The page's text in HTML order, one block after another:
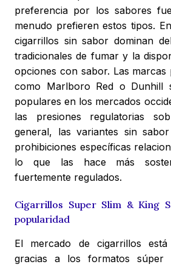
preferencia por los sabores
menudo prefieren estos tipos.
cigarrillos sin sabor dominan
tradicionales de fumar y la
opciones con sabor. Las
como Marlboro Red o Dunhill
populares en los mercados
las presiones regulatorias
general, las variantes sin
prohibiciones específicas
lo que las hace más
fuertemente regulados.
Cigarrillos Super Slim & King
popularidad
El mercado de cigarrillos
gracias a los formatos súper